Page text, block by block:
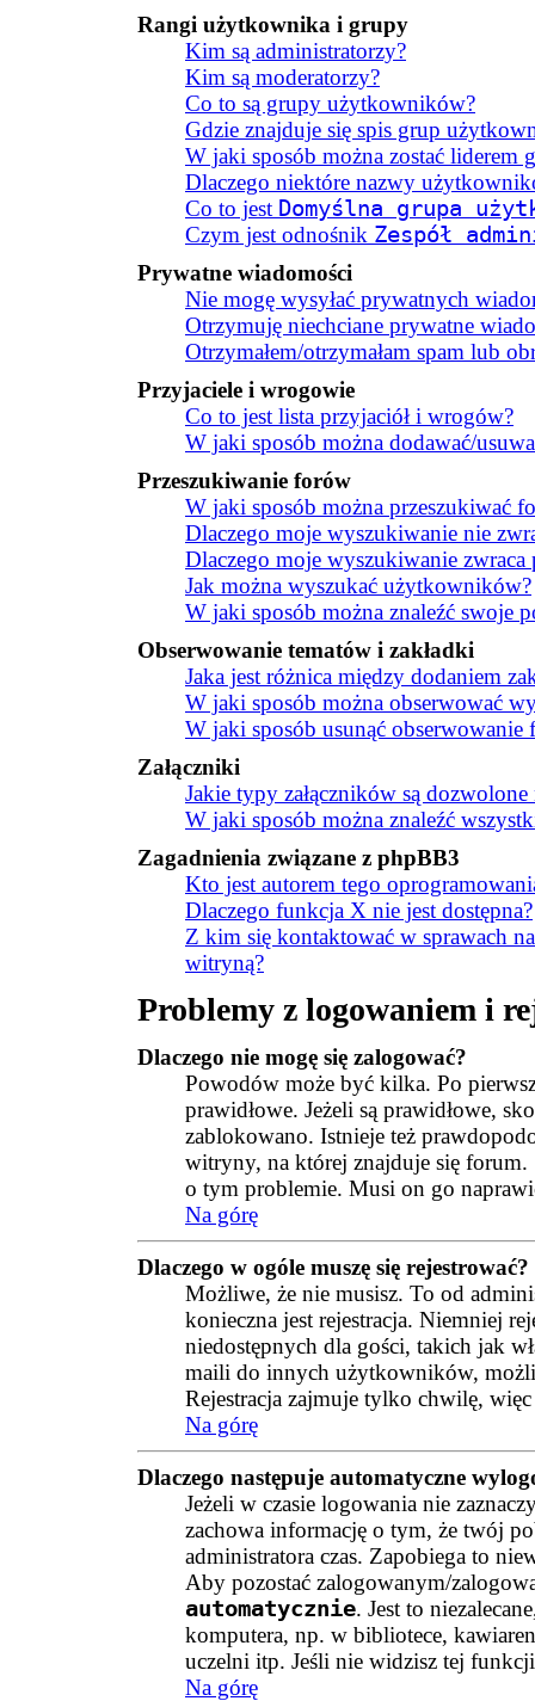
Rangi użytkownika i grupy
Kim są administratorzy?
Kim są moderatorzy?
Co to są grupy użytkowników?
Gdzie znajduje się spis grup
W jaki sposób można zostać liderem
Dlaczego niektóre nazwy
Co to jest Domyślna grupa
Czym jest odnośnik Zespół
Prywatne wiadomości
Nie mogę wysyłać prywatnych
Otrzymuję niechciane prywatne
Otrzymałem/otrzymałam spam lub
Przyjaciele i wrogowie
Co to jest lista przyjaciół i wrogów?
W jaki sposób można dodawać/
Przeszukiwanie forów
W jaki sposób można przeszukiwać
Dlaczego moje wyszukiwanie nie
Dlaczego moje wyszukiwanie zwraca
Jak można wyszukać użytkowników?
W jaki sposób można znaleźć swoje
Obserwowanie tematów i zakładki
Jaka jest różnica między dodaniem
W jaki sposób można obserwować
W jaki sposób usunąć obserwowanie
Załączniki
Jakie typy załączników są
W jaki sposób można znaleźć
Zagadnienia związane z phpBB3
Kto jest autorem tego
Dlaczego funkcja X nie jest dostępna?
Z kim się kontaktować w sprawach
witryną?
Problemy z logowaniem i
Dlaczego nie mogę się zalogować?
Powodów może być kilka. Po
prawidłowe. Jeżeli są prawidłowe,
zablokowano. Istnieje też
witryny, na której znajduje się
o tym problemie. Musi on go
Na górę
Dlaczego w ogóle muszę się rejestrować?
Możliwe, że nie musisz. To od
konieczna jest rejestracja. Niemniej
niedostępnych dla gości, takich jak
maili do innych użytkowników,
Rejestracja zajmuje tylko chwilę,
Na górę
Dlaczego następuje automatyczne
Jeżeli w czasie logowania nie
zachowa informację o tym, że twój
administratora czas. Zapobiega to
Aby pozostać zalogowanym/
automatycznie. Jest to
komputera, np. w bibliotece,
uczelni itp. Jeśli nie widzisz tej
Na górę